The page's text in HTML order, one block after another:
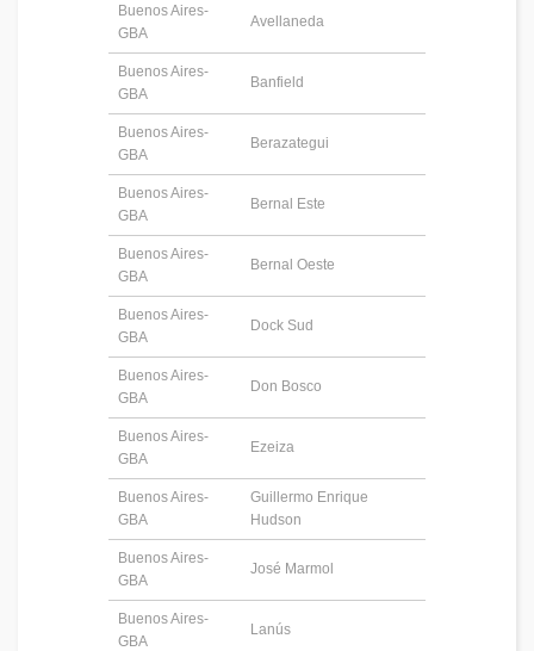
Buenos Aires-
GBA
Avellaneda
Buenos Aires-
GBA
Banfield
Buenos Aires-
GBA
Berazategui
Buenos Aires-
GBA
Bernal Este
Buenos Aires-
GBA
Bernal Oeste
Buenos Aires-
GBA
Dock Sud
Buenos Aires-
GBA
Don Bosco
Buenos Aires-
GBA
Ezeiza
Buenos Aires-
GBA
Guillermo Enrique
Hudson
Buenos Aires-
GBA
José Marmol
Buenos Aires-
GBA
Lanús